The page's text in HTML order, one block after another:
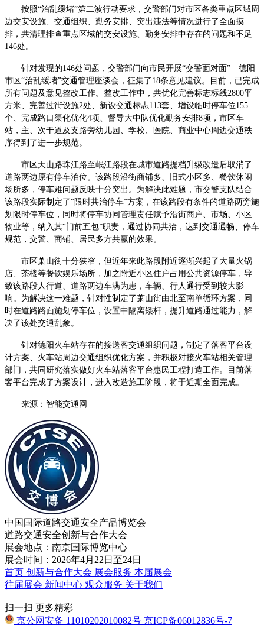
按照“治乱缓堵”第二波行动要求，交警部门对市区各类重点区域周
边交安设施、交通组织、勤务安排、突出违法等情况进行了全面摸
排，共清理排查重点区域的交安设施、勤务安排中存在的问题和不足
146处。
针对发现的146处问题，交警部门向市民开展“交警面对面”—德阳
市区“治乱缓堵”交通管理座谈会，征集了18条意见建议。目前，已完成
所有问题及意见整改工作。整改工作中，共优化完善标志标线2800平
方米、完善过街设施2处、新设交通标志113套、增设临时停车位155
个、完成路口渠化优化4项、督导大中队优化勤务安排8项，市区车
站，主、次干道及支路旁幼儿园、学校、医院、商业中心周边交通秩
序得到了进一步规范。
市区天山路珠江路至岷江路段在城市道路提档升级改造后取消了
道路两边原有停车泊位。该路段沿街商铺多、旧式小区多、餐饮休闲
场所多，停车难问题反映十分突出。为解决此难题，市交警支队结合
该路段实际制定了“限时共治停车”方案，在该路段有条件的道路两旁施
划限时停车位，同时将停车协同管理责任赋予沿街商户、市场、小区
物业等，纳入其“门前五包”职责，通过协同共治，达到交通通畅、停车
规范，交警、商铺、居民多方共赢的效果。
市区萧山街十分狭窄，但近年来此路段附近逐渐兴起了大量火锅
店、茶楼等餐饮娱乐场所，加之附近小区住户占用公共资源停车，导
致该路段人行道、道路两边车满为患，车辆、行人通行受到较大影
响。为解决这一难题，针对性制定了萧山街由北至南单循环方案，同
时在道路路面施划停车位，设置中隔离矮杆，提升道路通过能力，解
决了该处交通乱象。
针对德阳火车站存在的接送客交通组织问题，制定了落客平台设
计方案、火车站周边交通组织优化方案，并积极对接火车站相关管理
部门，共同研究落实做好火车站落客平台惠民工程打造工作。目前落
客平台完成了方案设计，进入改造施工阶段，将于近期全面完成。
来源：智能交通网
中国国际道路交通安全产品博览会
道路交通安全创新与合作大会
展会地点：南京国际博览中心
展会时间：2026年4月22日至24日
首页 创新与合作大会 展会服务 本届展会
往届展会 新闻中心 观众服务 关于我们
扫一扫 更多精彩
京公网安备 11010202010082号 京ICP备06012836号-7